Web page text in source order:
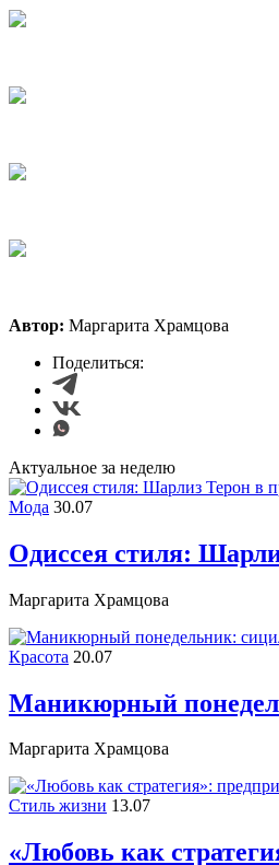
Автор: Маргарита Храмцова
Поделиться:
Актуальное за неделю
Мода 30.07
Одиссея стиля:
Маргарита Храмцова
Красота 20.07
Маникюрный
Маргарита Храмцова
Стиль жизни 13.07
«Любовь как